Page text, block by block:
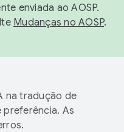
enviada ao AOSP.
Mudanças no AOSP.
na tradução de
preferência. As